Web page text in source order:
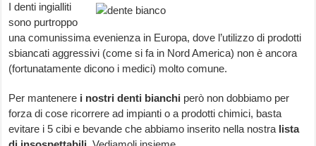
I denti ingialliti
sono purtroppo
una comunissima evenienza in Europa, dove l’utilizzo di prodotti
sbiancati aggressivi (come si fa in Nord America) non è ancora
(fortunatamente dicono i medici) molto comune.
Per mantenere i nostri denti bianchi però non dobbiamo per
forza di cose ricorrere ad impianti o a prodotti chimici, basta
evitare i 5 cibi e bevande che abbiamo inserito nella nostra lista